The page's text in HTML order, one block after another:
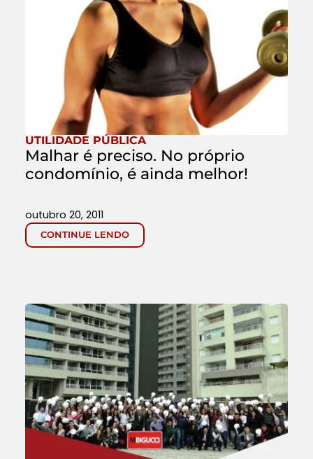
UTILIDADE PÚBLICA
Malhar é preciso. No próprio
condomínio, é ainda melhor!
CONTINUE LENDO
outubro 20, 2011